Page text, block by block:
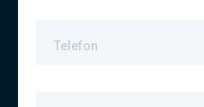
Telefon